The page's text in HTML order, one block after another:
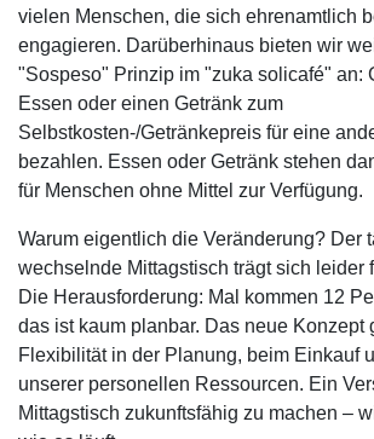
vielen Menschen, die sich ehrenamtlich
engagieren. Darüberhinaus bieten wir
"Sospeso" Prinzip im "zuka solicafé" an:
Essen oder einen Getränk zum
Selbstkosten-/Getränkepreis für eine
bezahlen. Essen oder Getränk stehen
für Menschen ohne Mittel zur Verfügung.
Warum eigentlich die Veränderung? Der
wechselnde Mittagstisch trägt sich leider
Die Herausforderung: Mal kommen 12
das ist kaum planbar. Das neue Konzept
Flexibilität in der Planung, beim Einkauf
unserer personellen Ressourcen. Ein
Mittagstisch zukunftsfähig zu machen –